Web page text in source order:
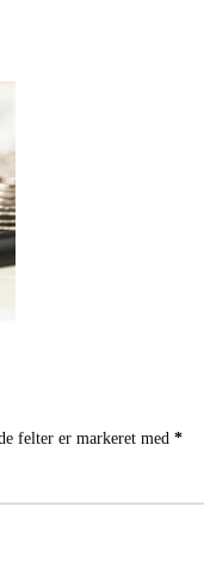
felter er markeret med*